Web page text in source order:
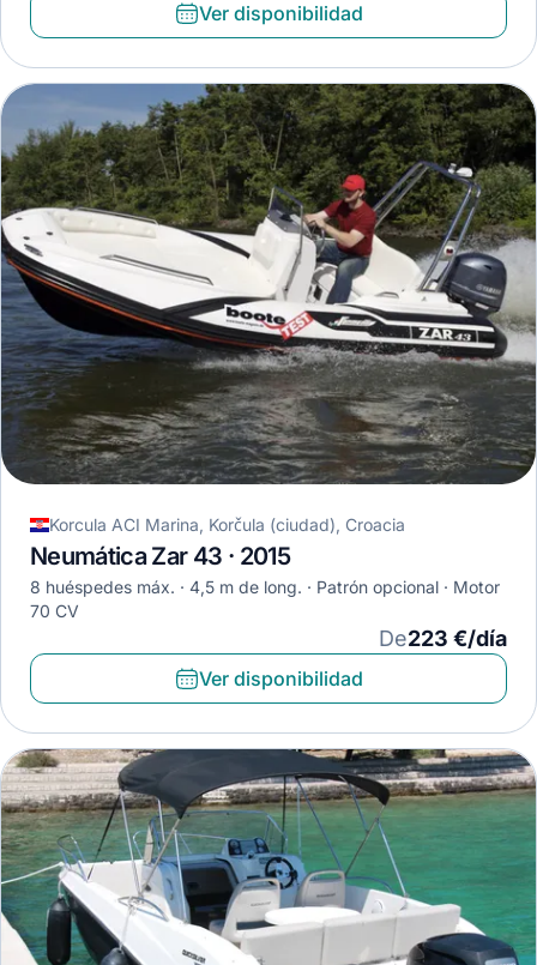
Ver disponibilidad
Korcula ACI Marina, Korčula (ciudad), Croacia
Neumática Zar 43 · 2015
8 huéspedes máx. 4,5 m de long. Patrón opcional
Motor
70 CV
De223 €/día
Ver disponibilidad